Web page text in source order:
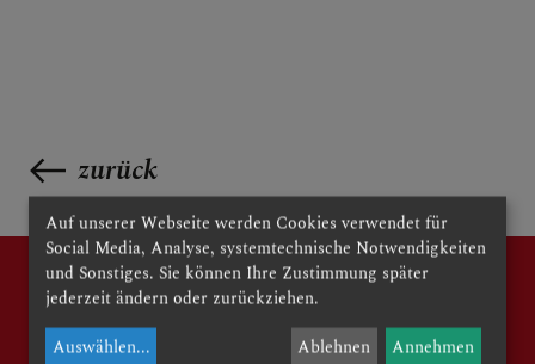
zurück
Auf unserer Webseite werden Cookies verwendet für
Social Media, Analyse, systemtechnische Notwendigkeiten
und Sonstiges. Sie können Ihre Zustimmung später
jederzeit ändern oder zurückziehen.
Auswählen... Ablehnen Annehmen